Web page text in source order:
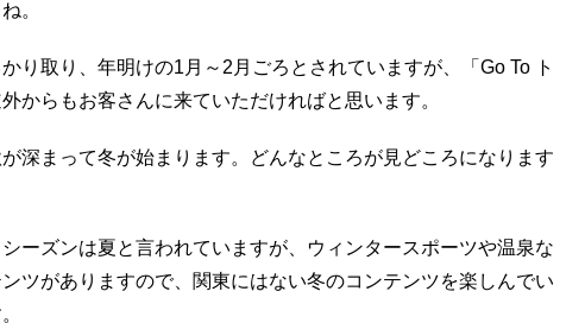
。
り取り、年明けの1月～2月ごろとされていますが、「Go To ト
からもお客さんに来ていただければと思います。
深まって冬が始まります。どんなところが見どころになります
ーズンは夏と言われていますが、ウィンタースポーツや温泉な
ツがありますので、関東にはない冬のコンテンツを楽しんでい